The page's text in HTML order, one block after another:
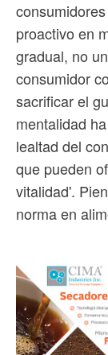
proactivo en
gradual, no
consumidor
sacrificar el
mentalidad
lealtad del
que pueden
vitalidad'.
norma en